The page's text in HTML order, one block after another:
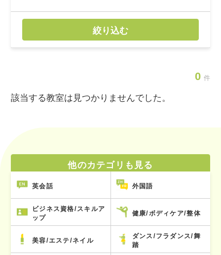
絞り込む
0 件
該当する教室は見つかりませんでした。
他のカテゴリも見る
英会話 外国語
ビジネス資格/スキルア
ップ
健康/ボディケア/整体
美容/エステ/ネイル
ダンス/フラダンス/舞
踏